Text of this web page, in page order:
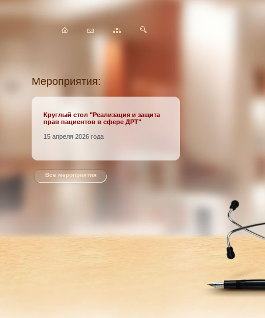
Мероприятия:
Круглый стол "Реализация и защита
прав пациентов в сфере ДРТ"
15 апреля 2026 года
Все мероприятия